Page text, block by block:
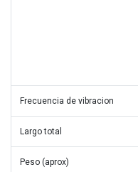
Frecuencia de vibracion
Largo total
Peso (aprox)